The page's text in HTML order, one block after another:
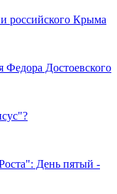
российского Крыма
Федора Достоевского
День пятый -